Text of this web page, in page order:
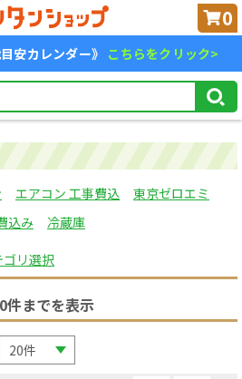
0
安カレンダー》 こちらをクリック>
エアコン 工事費込
東京ゼロエミ
込み
冷蔵庫
ゴリ選択
件までを表示